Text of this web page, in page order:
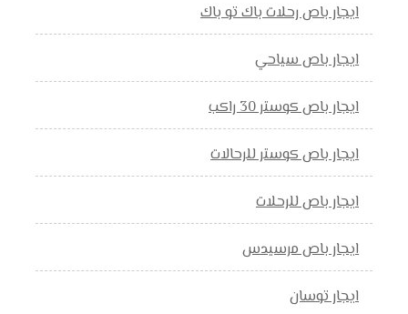
ايجار باص رحلات باك تو باك
ايجار باص سياحي
ايجار باص كوستر 30 راكب
ايجار باص كوستر للرحالات
ايجار باص للرحلات
ايجار باص مرسيدس
ايجار توسان